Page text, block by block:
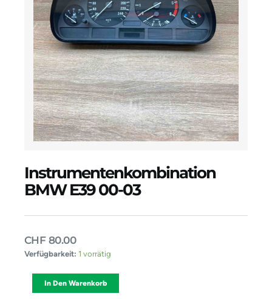
Instrumentenkombination
BMW E39 00-03
CHF80.00
Verfügbarkeit: 1 vorrätig
Instrumentenkombination
E39
In Den Warenkorb